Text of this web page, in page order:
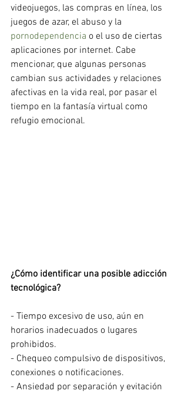
videojuegos, las compras en línea, los
juegos de azar, el abuso y la
pornodependencia o el uso de ciertas
aplicaciones por internet. Cabe
mencionar, que algunas personas
cambian sus actividades y relaciones
afectivas en la vida real, por pasar el
tiempo en la fantasía virtual como
refugio emocional.
¿Cómo identificar una posible adicción
tecnológica?
- Tiempo excesivo de uso, aún en
horarios inadecuados o lugares
prohibidos.
- Chequeo compulsivo de dispositivos,
conexiones o notificaciones.
- Ansiedad por separación y evitación